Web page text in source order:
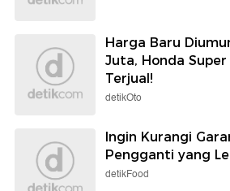
Harga Baru
Juta, Honda Super
Terjual!
detikOto
Ingin Kurangi
Pengganti yang
detikFood